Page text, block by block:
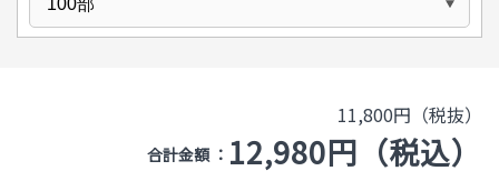
11,800円（税抜）
合計金額 ： 12,980円（税込）